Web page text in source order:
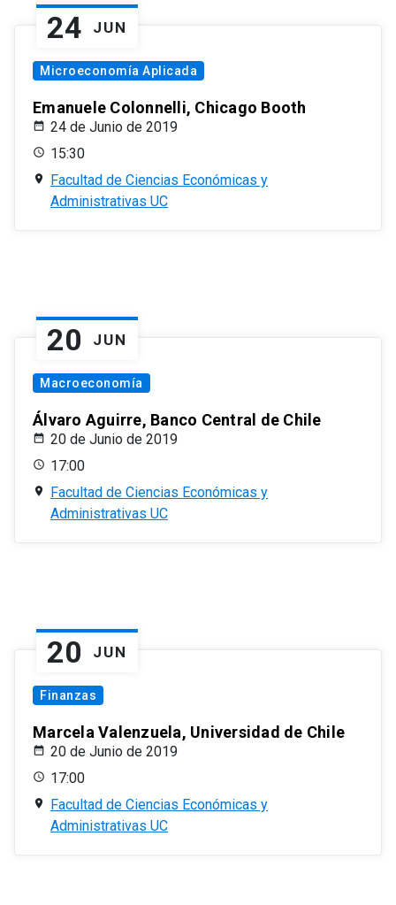
24 JUN
Microeconomía Aplicada
Emanuele Colonnelli, Chicago Booth
24 de Junio de 2019
15:30
Facultad de Ciencias Económicas y
Administrativas UC
20 JUN
Macroeconomía
Álvaro Aguirre, Banco Central de Chile
20 de Junio de 2019
17:00
Facultad de Ciencias Económicas y
Administrativas UC
20 JUN
Finanzas
Marcela Valenzuela, Universidad de Chile
20 de Junio de 2019
17:00
Facultad de Ciencias Económicas y
Administrativas UC